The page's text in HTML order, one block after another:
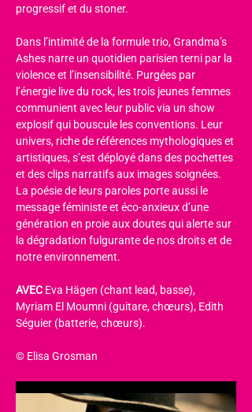
progressif et du stoner.
Dans l’intimité de la formule trio, Grandma’s
Ashes narre un quotidien parisien terni par la
violence et l’insensibilité. Purgées par
l’énergie live du rock, les trois jeunes femmes
communient avec leur public via un show
explosif qui bouscule les conventions. Leur
univers, riche de références mythologiques et
artistiques, s’est déployé dans des pochettes
et des clips narratifs aux images soignées.
La poésie de leurs paroles porte aussi le
message féministe et éco-anxieux d’une
génération en proie aux doutes qui alerte sur
la dégradation fulgurante de nos droits et de
notre environnement.
AVEC Eva Hägen (chant lead, basse),
Myriam El Moumni (guitare, chœurs), Edith
Séguier (batterie, chœurs).
© Elisa Grosman